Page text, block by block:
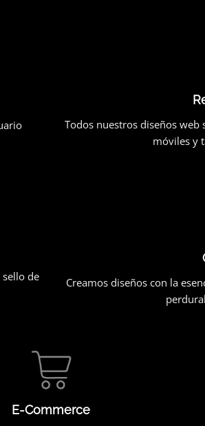
Todos nuestros diseños
móviles y
sello de
Creamos diseños con la
E-Commerce